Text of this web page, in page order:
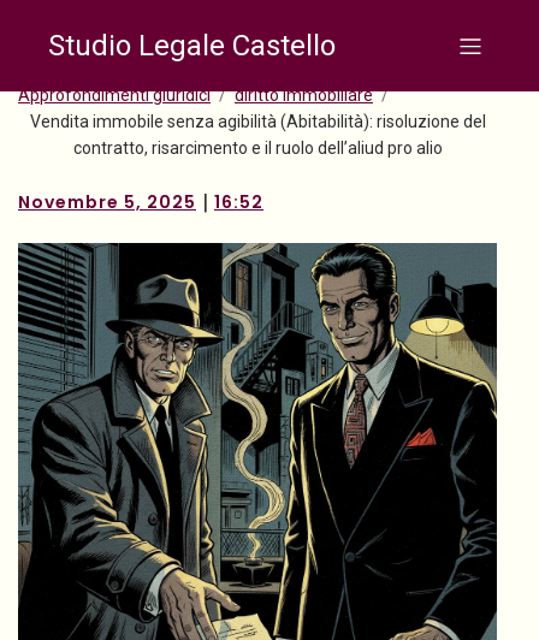
Studio Legale Castello
Approfondimenti giuridici
diritto immobiliare
Vendita immobile senza agibilità (Abitabilità): risoluzione del
contratto, risarcimento e il ruolo dell’aliud pro alio
Novembre 5, 2025 | 16:52